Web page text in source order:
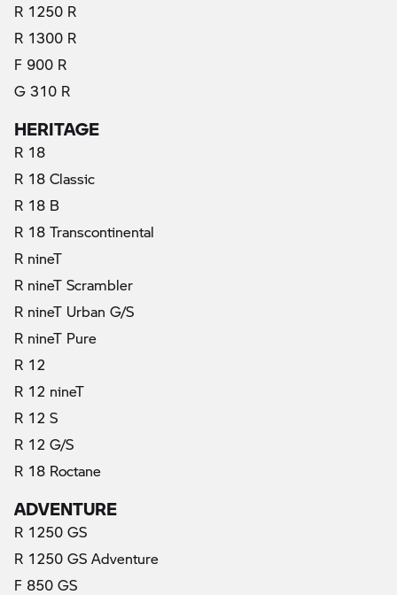
R 1250 R
R 1300 R
F 900 R
G 310 R
HERITAGE
R 18
R 18 Classic
R 18 B
R 18 Transcontinental
R nineT
R nineT Scrambler
R nineT Urban G/S
R nineT Pure
R 12
R 12 nineT
R 12 S
R 12 G/S
R 18 Roctane
ADVENTURE
R 1250 GS
R 1250 GS Adventure
F 850 GS